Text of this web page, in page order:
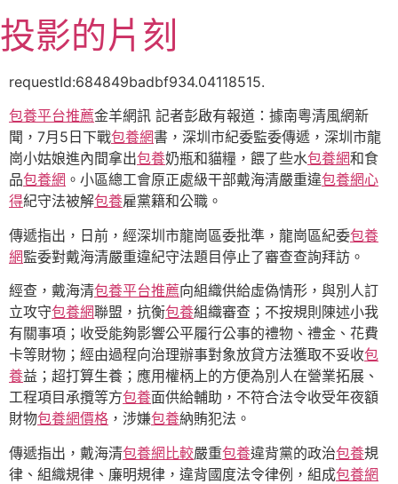
至
主
容
投影的片刻
requestId:684849badbf934.04118515.
包養平台推薦金羊網訊 記者彭啟有報道：據南粵清風網新
聞，7月5日下戰包養網書，深圳市紀委監委傳遞，深圳市龍
崗小姑娘進內間拿出包養奶瓶和貓糧，餵了些水包養網和食
品包養網 。小區總工會原正處級干部戴海清嚴重違包養網心
得紀守法被解包養雇黨籍和公職。
傳遞指出，日前，經深圳市龍崗區委批準，龍崗區紀委包養
網監委對戴海清嚴重違紀守法題目停止了審查查詢拜訪。
經查，戴海清包養平台推薦向組織供給虛偽情形，與別人訂
立攻守包養網聯盟，抗衡包養組織審查；不按規則陳述小我
有關事項；收受能夠影響公平履行公事的禮物、禮金、花費
卡等財物；經由過程向治理辦事對象放貸方法獲取不妥收包
養益；超打算生養；應用權柄上的方便為別人在營業拓展、
工程項目承攬等方包養面供給輔助，不符合法令收受年夜額
財物包養網價格 ，涉嫌包養納賄犯法。
傳遞指出，戴海清包養網比較嚴重包養違背黨的政治包養規
律、組織規律、廉明規律，違背國度法令律例，組成包養網